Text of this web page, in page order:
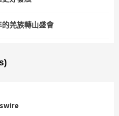
羌族轉山盛會